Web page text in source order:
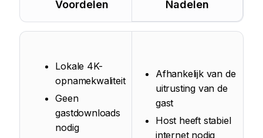
Voordelen Nadelen
Lokale 4K-
opnamekwaliteit
Geen
gastdownloads
nodig
Afhankelijk van de
uitrusting van de
gast
Host heeft stabiel
internet nodig